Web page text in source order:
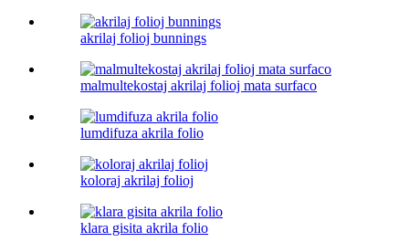
akrilaj folioj bunnings
malmultekostaj akrilaj folioj mata surfaco
lumdifuza akrila folio
koloraj akrilaj folioj
klara gisita akrila folio